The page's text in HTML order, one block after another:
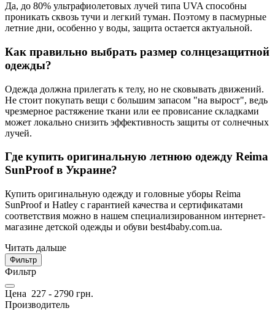
Да, до 80% ультрафиолетовых лучей типа UVA способны
проникать сквозь тучи и легкий туман. Поэтому в пасмурные
летние дни, особенно у воды, защита остается актуальной.
Как правильно выбрать размер солнцезащитной
одежды?
Одежда должна прилегать к телу, но не сковывать движений.
Не стоит покупать вещи с большим запасом "на вырост", ведь
чрезмерное растяжение ткани или ее провисание складками
может локально снизить эффективность защиты от солнечных
лучей.
Где купить оригинальную летнюю одежду Reima
SunProof в Украине?
Купить оригинальную одежду и головные уборы Reima
SunProof и Hatley с гарантией качества и сертификатами
соответствия можно в нашем специализированном интернет-
магазине детской одежды и обуви best4baby.com.ua.
Читать дальше
Фильтр
Фильтр
Цена 227 - 2790 грн.
Производитель